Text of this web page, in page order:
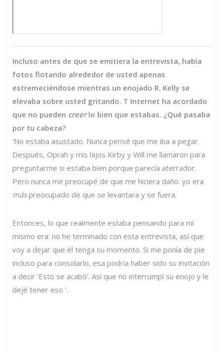
Incluso antes de que se emitiera la entrevista, había
fotos flotando alrededor de usted apenas
estremeciéndose mientras un enojado R. Kelly se
elevaba sobre usted gritando. T Internet ha acordado
que no pueden creerlo bien que estabas. ¿Qué pasaba
por tu cabeza?
'No estaba asustado. Nunca pensé que me iba a pegar.
Después, Oprah y mis hijos Kirby y Will me llamaron para
preguntarme si estaba bien porque parecía aterrador.
Pero nunca me preocupé de que me hiciera daño. yo era
máspreocupado de que se levantara y se fuera.
Entonces, lo que realmente estaba pensando para mí
mismo era: no he terminado con esta entrevista, así que
voy a dejar que él tenga su momento. Si me ponía de pie
incluso para consolarlo, esa podría haber sido su invitación
a decir 'Esto se acabó'. Así que no interrumpí su enojo y le
dejé tener eso '.